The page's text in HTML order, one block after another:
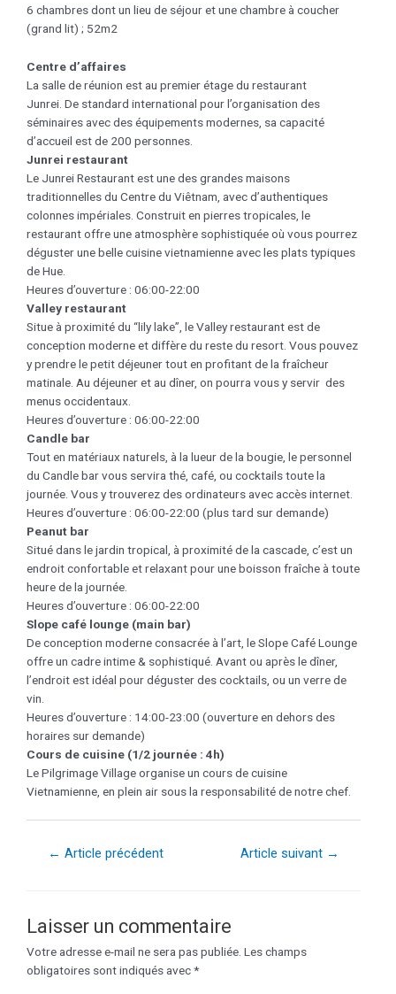
6 chambres dont un lieu de séjour et une chambre à coucher
(grand lit) ; 52m2
Centre d’affaires
La salle de réunion est au premier étage du restaurant
Junrei. De standard international pour l’organisation des
séminaires avec des équipements modernes, sa capacité
d’accueil est de 200 personnes.
Junrei restaurant
Le Junrei Restaurant est une des grandes maisons
traditionnelles du Centre du Viêtnam, avec d’authentiques
colonnes impériales. Construit en pierres tropicales, le
restaurant offre une atmosphère sophistiquée où vous pourrez
déguster une belle cuisine vietnamienne avec les plats typiques
de Hue.
Heures d’ouverture : 06:00-22:00
Valley restaurant
Situe à proximité du “lily lake”, le Valley restaurant est de
conception moderne et diffère du reste du resort. Vous pouvez
y prendre le petit déjeuner tout en profitant de la fraîcheur
matinale. Au déjeuner et au dîner, on pourra vous y servir des
menus occidentaux.
Heures d’ouverture : 06:00-22:00
Candle bar
Tout en matériaux naturels, à la lueur de la bougie, le personnel
du Candle bar vous servira thé, café, ou cocktails toute la
journée. Vous y trouverez des ordinateurs avec accès internet.
Heures d’ouverture : 06:00-22:00 (plus tard sur demande)
Peanut bar
Situé dans le jardin tropical, à proximité de la cascade, c’est un
endroit confortable et relaxant pour une boisson fraîche à toute
heure de la journée.
Heures d’ouverture : 06:00-22:00
Slope café lounge (main bar)
De conception moderne consacrée à l’art, le Slope Café Lounge
offre un cadre intime & sophistiqué. Avant ou après le dîner,
l’endroit est idéal pour déguster des cocktails, ou un verre de
vin.
Heures d’ouverture : 14:00-23:00 (ouverture en dehors des
horaires sur demande)
Cours de cuisine (1/2 journée : 4h)
Le Pilgrimage Village organise un cours de cuisine
Vietnamienne, en plein air sous la responsabilité de notre chef.
← Article précédent Article suivant →
Laisser un commentaire
Votre adresse e-mail ne sera pas publiée. Les champs
obligatoires sont indiqués avec*